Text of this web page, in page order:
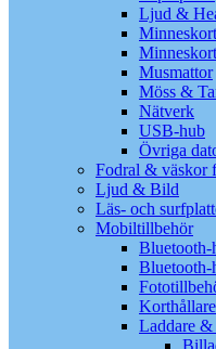
Ljud &
Minneskort
Musmattor
Möss &
Nätverk
USB-hub
Övriga
Fodral & väskor
Ljud & Bild
Läs- och
Mobiltillbehör
Bluetooth-
Bluetooth-
Laddare